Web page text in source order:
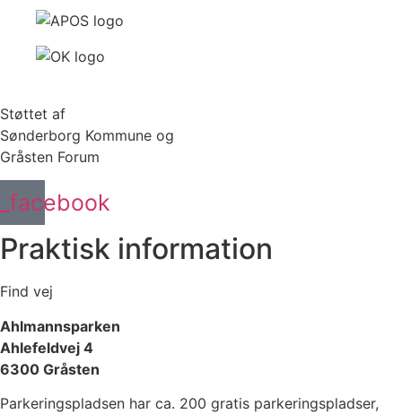
Støttet af
Sønderborg Kommune og
Gråsten Forum
Praktisk information
Find vej
Ahlmannsparken
Ahlefeldvej 4
6300 Gråsten
Parkeringspladsen har ca. 200 gratis parkeringspladser,